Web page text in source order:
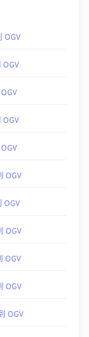
流音訊播放程式
MP3
加密檔案
最佳選擇。
Windows Media
">DirectShow
OGV
OGV
OGV
OGV
OGV
OGV
OGV
OGV
OGV